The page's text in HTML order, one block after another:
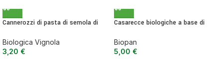
Cannerozzi di pasta di semola di
500 g
Biologica Vignola
3,20 €
Casarecce biologiche a base di
nutraceutica 500 g
Biopan
5,00 €